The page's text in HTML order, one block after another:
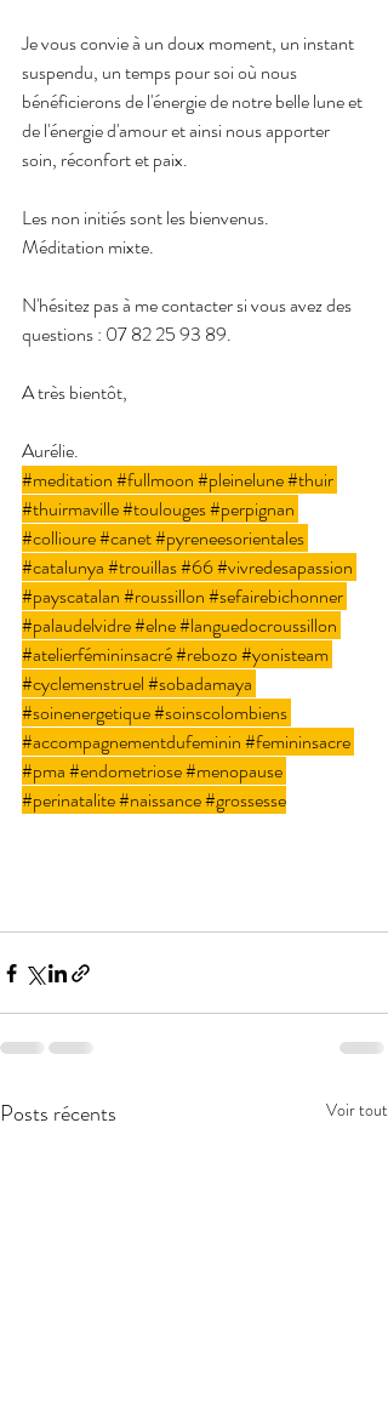
Je vous convie à un doux moment, un instant
suspendu, un temps pour soi où nous
bénéficierons de l'énergie de notre belle lune et
de l'énergie d'amour et ainsi nous apporter
soin, réconfort et paix.
Les non initiés sont les bienvenus.
Méditation mixte.
N'hésitez pas à me contacter si vous avez des
questions : 07 82 25 93 89.
A très bientôt,
Aurélie.
#meditation#fullmoon#pleinelune#thuir
#thuirmaville#toulouges#perpignan
#collioure#canet#pyreneesorientales
#catalunya#trouillas#66#vivredesapassion
#payscatalan#roussillon#sefairebichonner
#palaudelvidre#elne#languedocroussillon
#atelierfémininsacré#rebozo#yonisteam
#cyclemenstruel#sobadamaya
#soinenergetique#soinscolombiens
#accompagnementdufeminin#femininsacre
#pma#endometriose#menopause
#perinatalite#naissance#grossesse
Posts récents Voir tout